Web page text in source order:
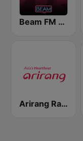
Beam FM - 취향저격 감각 팝송
Arirang Radio